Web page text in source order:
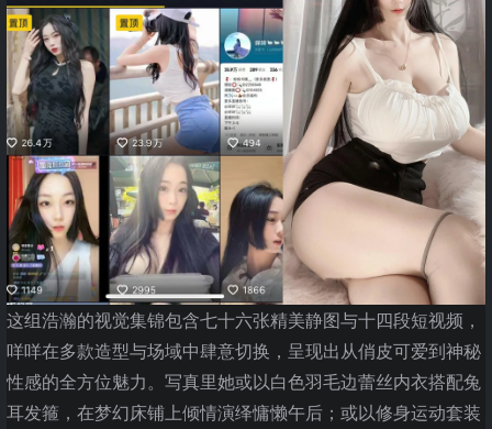
这组浩瀚的视觉集锦包含七十六张精美静图与十四段短视频，
咩咩在多款造型与场域中肆意切换，呈现出从俏皮可爱到神秘
性感的全方位魅力。写真里她或以白色羽毛边蕾丝内衣搭配兔
耳发箍，在梦幻床铺上倾情演绎慵懒午后；或以修身运动套装